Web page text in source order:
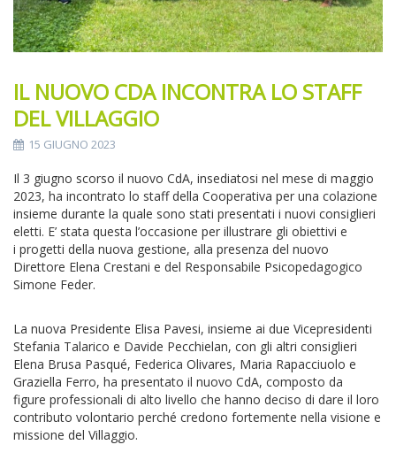
IL NUOVO CDA INCONTRA LO STAFF
DEL VILLAGGIO
15 GIUGNO 2023
​Il 3 giugno scorso il nuovo CdA, insediatosi nel mese di maggio
2023, ha incontrato lo staff della Cooperativa per una colazione
insieme durante la quale sono stati presentati i nuovi consiglieri
eletti. E’ stata questa l’occasione per illustrare gli obiettivi e
i progetti della nuova gestione, alla presenza del nuovo
Direttore Elena Crestani e del Responsabile Psicopedagogico
Simone Feder.
La nuova Presidente Elisa Pavesi, insieme ai due Vicepresidenti
Stefania Talarico e Davide Pecchielan, con gli altri consiglieri
Elena Brusa Pasqué, Federica Olivares, Maria Rapacciuolo e
Graziella Ferro, ha presentato il nuovo CdA, composto da
figure professionali di alto livello che hanno deciso di dare il loro
contributo volontario perché credono fortemente nella visione e
missione del Villaggio.